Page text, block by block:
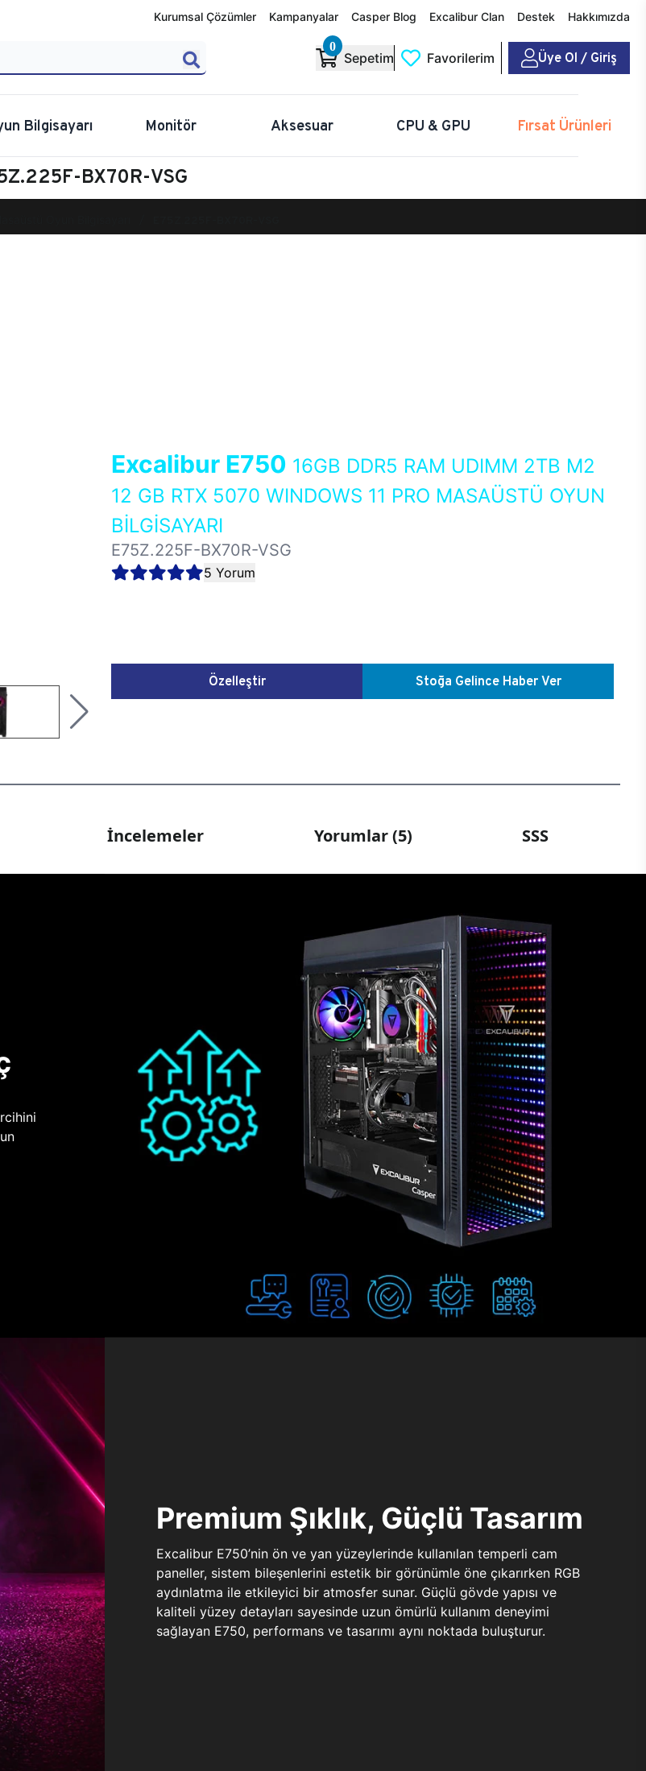
Kurumsal Çözümler Kampanyalar Casper Blog Excalibur Clan Destek Hakkımızda
0
Sepetim Favorilerim Üye Ol / Giriş
Bilgisayarı Monitör Aksesuar CPU & GPU Fırsat Ürünleri
BX70R-VSG
Excalibur E750 16GB DDR5 RAM UDIMM 2TB M2
12 GB RTX 5070 WINDOWS 11 PRO MASAÜSTÜ OYUN
BİLGİSAYARI
E75Z.225F-BX70R-VSG
5 Yorum
Özelleştir Stoğa Gelince Haber Ver
İncelemeler Yorumlar (5) SSS
Premium Şıklık, Güçlü Tasarım
Excalibur E750’nin ön ve yan yüzeylerinde kullanılan temperli cam
paneller, sistem bileşenlerini estetik bir görünümle öne çıkarırken RGB
aydınlatma ile etkileyici bir atmosfer sunar. Güçlü gövde yapısı ve
kaliteli yüzey detayları sayesinde uzun ömürlü kullanım deneyimi
sağlayan E750, performans ve tasarımı aynı noktada buluşturur.